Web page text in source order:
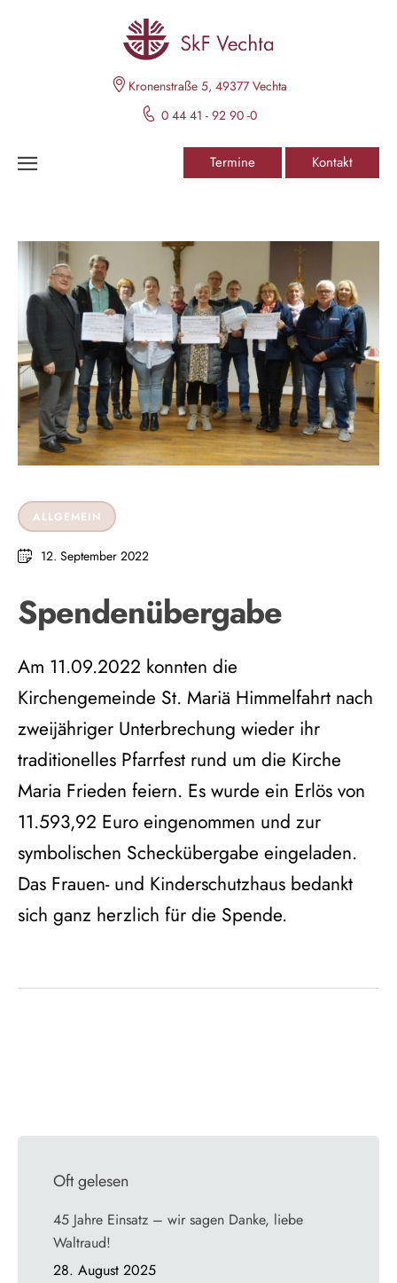
Kronenstraße 5, 49377 Vechta
0 44 41 - 92 90 -0
Termine Kontakt
ALLGEMEIN
12. September 2022
Spendenübergabe
Am 11.09.2022 konnten die
Kirchengemeinde St. Mariä Himmelfahrt nach
zweijähriger Unterbrechung wieder ihr
traditionelles Pfarrfest rund um die Kirche
Maria Frieden feiern. Es wurde ein Erlös von
11.593,92 Euro eingenommen und zur
symbolischen Scheckübergabe eingeladen.
Das Frauen- und Kinderschutzhaus bedankt
sich ganz herzlich für die Spende.
Oft gelesen
45 Jahre Einsatz – wir sagen Danke, liebe
Waltraud!
28. August 2025